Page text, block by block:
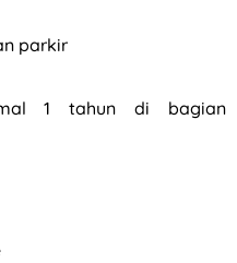
parkir
1 tahun di bagian